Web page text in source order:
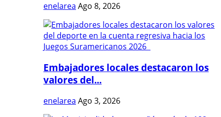
enelarea Ago 8, 2026
Embajadores locales destacaron los
valores del...
enelarea Ago 3, 2026